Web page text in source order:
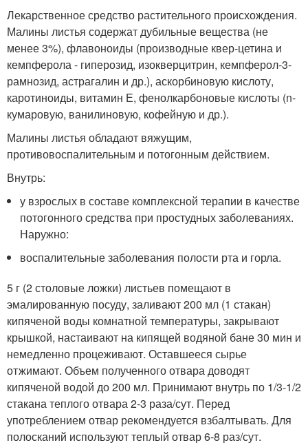
Лекарственное средство растительного происхождения.
Малины листья содержат дубильные вещества (не
менее 3%), флавоноиды (производные квер-цетина и
кемпферола - гиперозид, изокверцитрин, кемпферол-3-
рамнозид, астрагалин и др.), аскорбиновую кислоту,
каротиноиды, витамин Е, фенолкарбоновые кислоты (n-
кумаровую, ванилиновую, кофейную и др.).
Малины листья обладают вяжущим,
противовоспалительным и потогонным действием.
Внутрь:
у взрослых в составе комплексной терапии в качестве
потогонного средства при простудных заболеваниях.
Наружно:
воспалительные заболевания полости рта и горла.
5 г (2 столовые ложки) листьев помещают в
эмалированную посуду, заливают 200 мл (1 стакан)
кипяченой воды комнатной температуры, закрывают
крышкой, настаивают на кипящей водяной бане 30 мин и
немедленно процеживают. Оставшееся сырье
отжимают. Объем полученного отвара доводят
кипяченой водой до 200 мл. Принимают внутрь по 1/3-1/2
стакана теплого отвара 2-3 раза/сут. Перед
употреблением отвар рекомендуется взбалтывать. Для
полосканий используют теплый отвар 6-8 раз/сут.